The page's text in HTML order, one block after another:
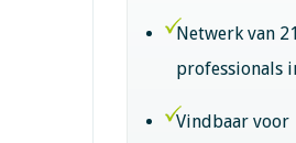
Netwerk van
professionals
Vindbaar voor